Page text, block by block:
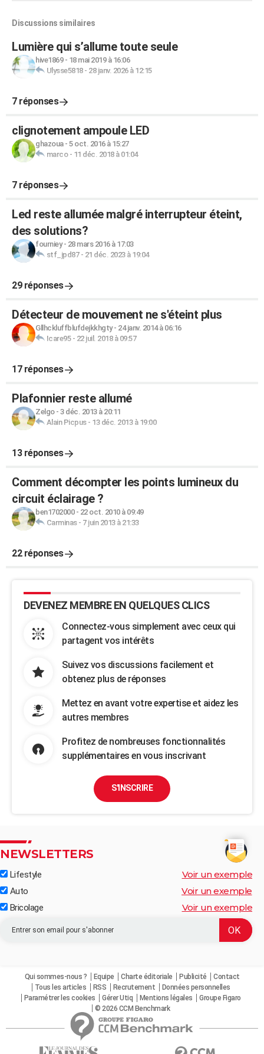
Discussions similaires
Lumière qui s’allume toute seule
hive1869- 18 mai 2019 à 16:06
Ulysse5818- 28 janv. 2026 à 12:15
7 réponses
clignotement ampoule LED
ghazoua- 5 oct. 2016 à 15:27
marco- 11 déc. 2018 à 01:04
7 réponses
Led reste allumée malgré interrupteur éteint,
des solutions?
fourniey- 28 mars 2016 à 17:03
stf_jpd87- 21 déc. 2023 à 19:04
29 réponses
Détecteur de mouvement ne s'éteint plus
Gllhckluffblufdejkkhgty- 24 janv. 2014 à 06:16
Icare95- 22 juil. 2018 à 09:57
17 réponses
Plafonnier reste allumé
Zelgo- 3 déc. 2013 à 20:11
Alain Picpus- 13 déc. 2013 à 19:00
13 réponses
Comment décompter les points lumineux du
circuit éclairage ?
ben1702000- 22 oct. 2010 à 09:49
Carminas- 7 juin 2013 à 21:33
22 réponses
DEVENEZ MEMBRE EN QUELQUES CLICS
Connectez-vous simplement avec ceux qui
partagent vos intérêts
Suivez vos discussions facilement et
obtenez plus de réponses
Mettez en avant votre expertise et aidez les
autres membres
Profitez de nombreuses fonctionnalités
supplémentaires en vous inscrivant
S'INSCRIRE
NEWSLETTERS
Lifestyle Voir un exemple
Auto Voir un exemple
Bricolage Voir un exemple
Qui sommes-nous ? Equipe Charte éditoriale Publicité
Contact
Tous les articles
RSS Recrutement
Données personnelles
Paramétrer les cookies
Gérer Utiq Mentions légales
Groupe Figaro
© 2026 CCM Benchmark